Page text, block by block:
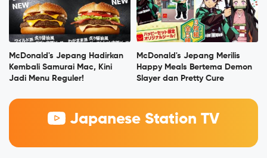
McDonald's Jepang Hadirkan
Kembali Samurai Mac, Kini
Jadi Menu Reguler!
McDonald's Jepang Merilis
Happy Meals Bertema Demon
Slayer dan Pretty Cure
Japanese Station TV